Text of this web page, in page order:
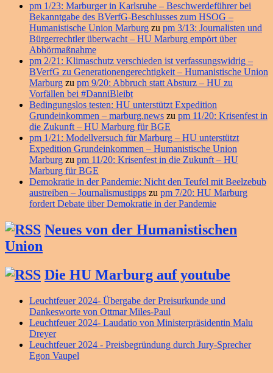
pm 1/23: Marburger in Karlsruhe – Beschwerdeführer bei
Bekanntgabe des BVerfG-Beschlusses zum HSOG –
Humanistische Union Marburg zu pm 3/13: Journalisten und
Bürgerrechtler überwacht – HU Marburg empört über
Abhörmaßnahme
pm 2/21: Klimaschutz verschieden ist verfassungswidrig –
BVerfG zu Generationengerechtigkeit – Humanistische Union
Marburg zu pm 9/20: Abbruch statt Absturz – HU zu
Vorfällen bei #DanniBleibt
Bedingungslos testen: HU unterstützt Expedition
Grundeinkommen – marburg.news zu pm 11/20: Krisenfest in
die Zukunft – HU Marburg für BGE
pm 1/21: Modellversuch für Marburg – HU unterstützt
Expedition Grundeinkommen – Humanistische Union
Marburg zu pm 11/20: Krisenfest in die Zukunft – HU
Marburg für BGE
Demokratie in der Pandemie: Nicht den Teufel mit Beelzebub
austreiben – Journalismustipps zu pm 7/20: HU Marburg
fordert Debate über Demokratie in der Pandemie
Neues von der Humanistischen
Union
Die HU Marburg auf youtube
Leuchtfeuer 2024- Übergabe der Preisurkunde und
Dankesworte von Ottmar Miles-Paul
Leuchtfeuer 2024- Laudatio von Ministerpräsidentin Malu
Dreyer
Leuchtfeuer 2024 - Preisbegründung durch Jury-Sprecher
Egon Vaupel